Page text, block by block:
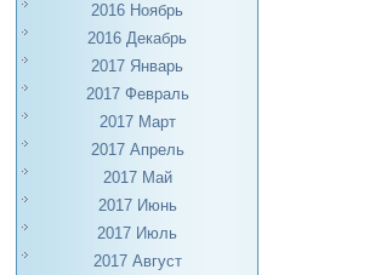
2016 Ноябрь
2016 Декабрь
2017 Январь
2017 Февраль
2017 Март
2017 Апрель
2017 Май
2017 Июнь
2017 Июль
2017 Август